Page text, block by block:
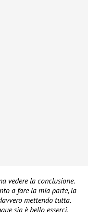
vedere la conclusione.
a fare la mia parte, la
mettendo tutta.
sia è bello esserci,